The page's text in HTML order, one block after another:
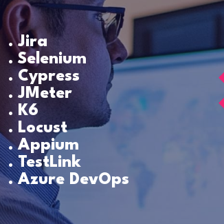
. Jira
. Selenium
. Cypress
. JMeter
. K6
. Locust
. Appium
. TestLink
. Azure DevOps